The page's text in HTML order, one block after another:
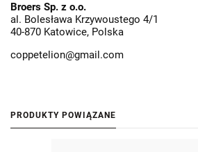
Broers Sp. z o.o.
al. Bolesława Krzywoustego 4/1
40-870 Katowice, Polska
coppetelion@gmail.com
PRODUKTY POWIĄZANE